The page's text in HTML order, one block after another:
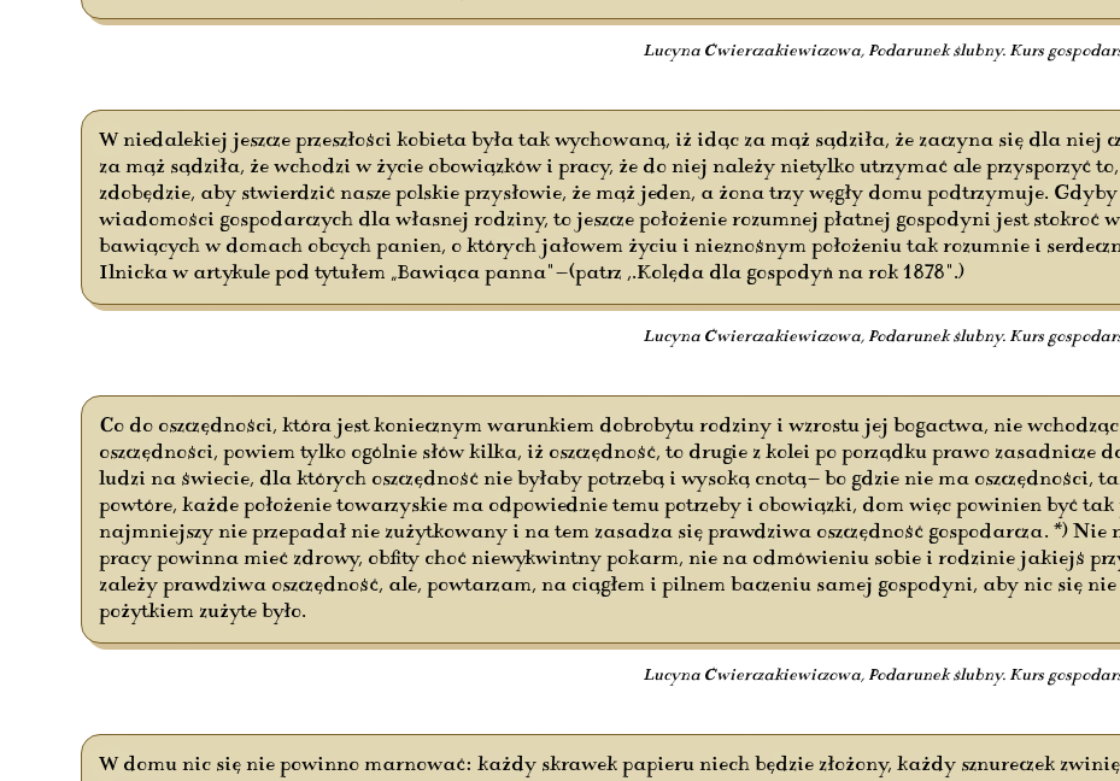
Lucyna Ćwierczakiewiczowa, Podarunek ślubny. Kurs
W niedalekiej jeszcze przeszłości kobieta była tak wychowaną, iż idąc za mąż sądziła, że zaczyna się dla
za mąż sądziła, że wchodzi w życie obowiązków i pracy, że do niej należy nietylko utrzymać ale przysporzyć
zdobędzie, aby stwierdzić nasze polskie przysłowie, że mąż jeden, a żona trzy węgły domu podtrzymuje.
wiadomości gospodarczych dla własnej rodziny, to jeszcze położenie rozumnej płatnej gospodyni jest stokroć
bawiących w domach obcych panien, o których jałowem życiu i nieznośnym położeniu tak rozumnie i
Ilnicka w artykule pod tytułem „Bawiąca panna"—(patrz ,.Kolęda dla gospodyń na rok 1878".)
Lucyna Ćwierczakiewiczowa, Podarunek ślubny. Kurs
Co do oszczędności, która jest koniecznym warunkiem dobrobytu rodziny i wzrostu jej bogactwa, nie
oszczędności, powiem tylko ogólnie słów kilka, iż oszczędność, to drugie z kolei po porządku prawo zasadnicze
ludzi na świecie, dla których oszczędność nie byłaby potrzebą i wysoką cnotą— bo gdzie nie ma
powtóre, każde położenie towarzyskie ma odpowiednie temu potrzeby i obowiązki, dom więc powinien być
najmniejszy nie przepadał nie zużytkowany i na tem zasadza się prawdziwa oszczędność gospodarcza. *)
pracy powinna mieć zdrowy, obfity choć niewykwintny pokarm, nie na odmówieniu sobie i rodzinie jakiejś
zależy prawdziwa oszczędność, ale, powtarzam, na ciągłem i pilnem baczeniu samej gospodyni, aby nic się
pożytkiem zużyte było.
Lucyna Ćwierczakiewiczowa, Podarunek ślubny. Kurs
W domu nic się nie powinno marnować: każdy skrawek papieru niech będzie złożony, każdy sznureczek